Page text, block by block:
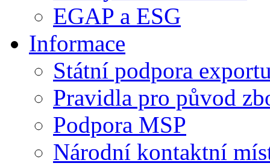
EGAP a ESG
Informace
Státní podpora
Pravidla pro původ
Podpora MSP
Národní kontaktní